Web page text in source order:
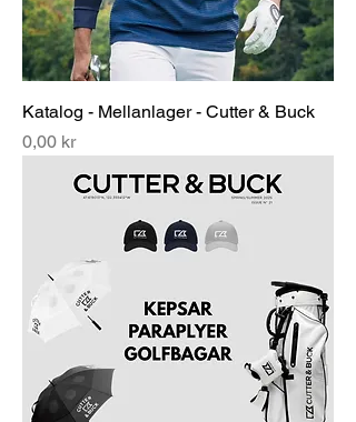
Katalog - Mellanlager - Cutter & Buck
Pris
0,00 kr